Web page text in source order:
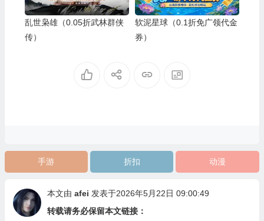
乱世枭雄（0.05折武林群侠
传）
软泥星球（0.1折免广领代金
券）
手游 折扣 动漫
本文由 afei 发表于2026年5月22日 09:00:49
转载请务必保留本文链接：